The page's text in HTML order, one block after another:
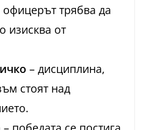
офицерът трябва да
изисква от
– дисциплина,
стоят над